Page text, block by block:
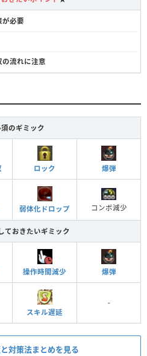
が必要
流れに注意
のギミック
ロック 爆弾
弱体化ドロップ コンボ減少
ておきたいギミック
操作時間減少 爆弾
スキル遅延
-
対策法まとめを見る